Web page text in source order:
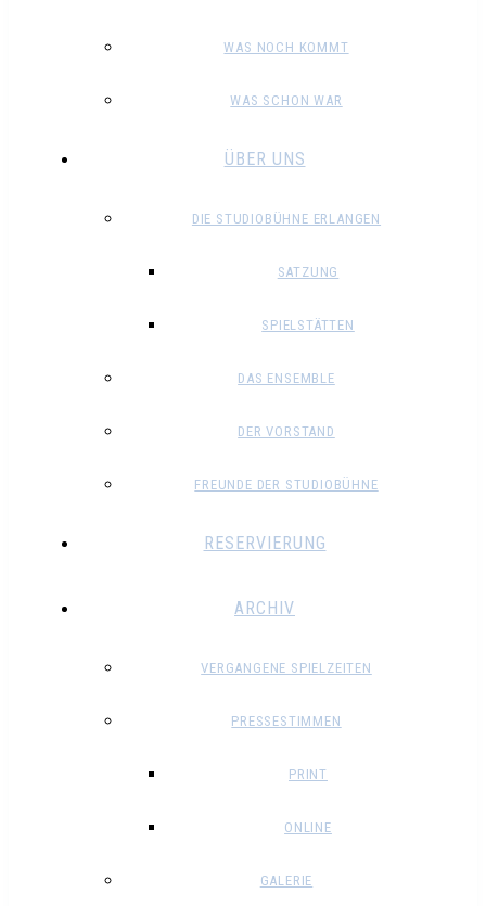
WAS NOCH KOMMT
WAS SCHON WAR
ÜBER UNS
DIE STUDIOBÜHNE ERLANGEN
SATZUNG
SPIELSTÄTTEN
DAS ENSEMBLE
DER VORSTAND
FREUNDE DER STUDIOBÜHNE
RESERVIERUNG
ARCHIV
VERGANGENE SPIELZEITEN
PRESSESTIMMEN
PRINT
ONLINE
GALERIE